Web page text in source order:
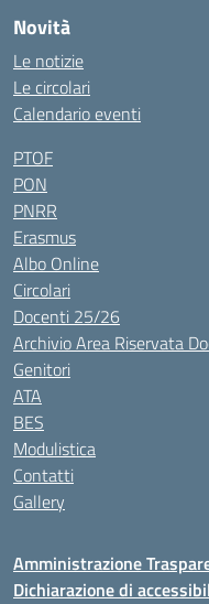
Novità
Le notizie
Le circolari
Calendario eventi
PTOF
PON
PNRR
Erasmus
Albo Online
Circolari
Docenti 25/26
Archivio Area Riservata
Genitori
ATA
BES
Modulistica
Contatti
Gallery
Amministrazione
Dichiarazione di